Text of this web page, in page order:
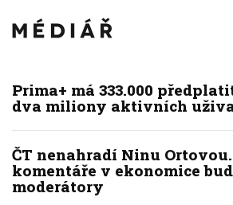
Prima+ má 333.000
dva miliony aktivních
ČT nenahradí Ninu
komentáře v ekonomice
moderátory